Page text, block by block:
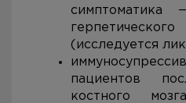
симптоматика
(исследуется
пациентов
костного